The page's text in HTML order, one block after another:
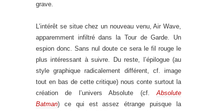
grave.
L’intérêt se situe chez un nouveau venu, Air Wave,
apparemment infiltré dans la Tour de Garde. Un
espion donc. Sans nul doute ce sera le fil rouge le
plus intéressant à suivre. Du reste, l’épilogue (au
style graphique radicalement différent, cf. image
tout en bas de cette critique) nous conte surtout la
création de l’univers Absolute (cf.Absolute
Batman) ce qui est assez étrange puisque la